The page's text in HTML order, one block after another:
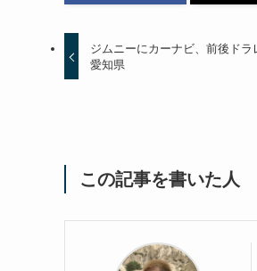
ジムニーにカーナビ、前後ド
愛知県
この記事を書いた人